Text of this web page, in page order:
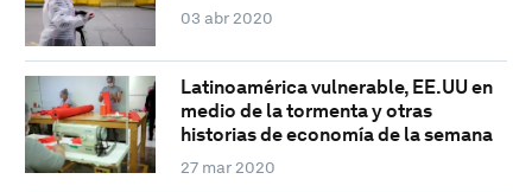
03 abr 2020
Latinoamérica vulnerable, EE.UU en
medio de la tormenta y otras
historias de economía de la semana
27 mar 2020